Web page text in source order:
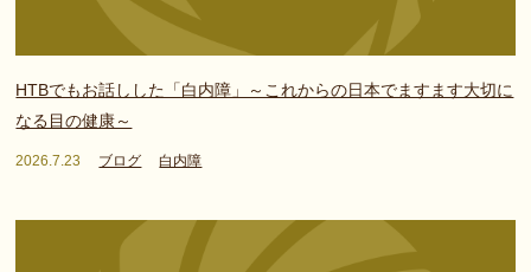
HTBでもお話しした「白内障」～これからの日本でますます大切に
なる目の健康～
2026.7.23 ブログ 白内障